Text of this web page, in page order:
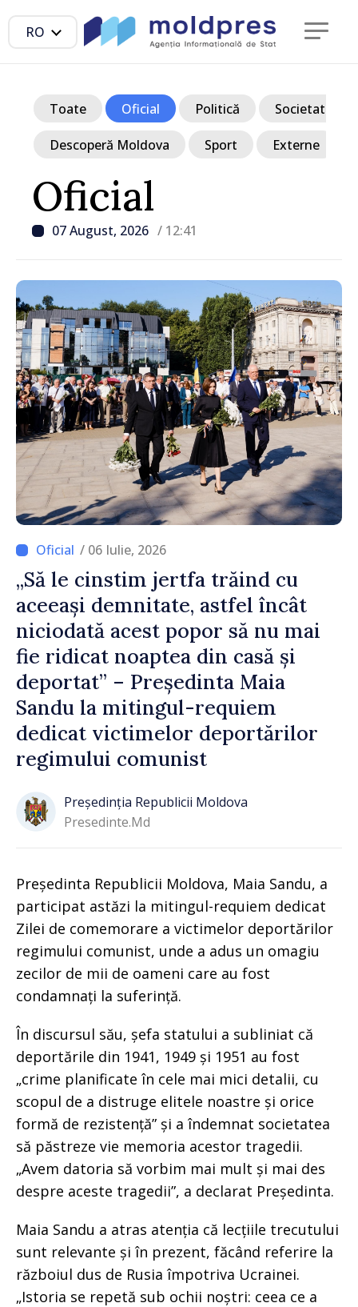
RO
Oficial
07 August, 2026 / 12:41
Toate Oficial Politică Societate
Descoperă Moldova Sport Externe
/ 06 Iulie, 2026
„Să le cinstim jertfa trăind cu
aceeași demnitate, astfel încât
niciodată acest popor să nu mai
fie ridicat noaptea din casă și
deportat” – Președinta Maia
Sandu la mitingul-requiem
dedicat victimelor deportărilor
regimului comunist
Președinția Republicii Moldova
Presedinte.md
Președinta Republicii Moldova, Maia Sandu, a
participat astăzi la mitingul-requiem dedicat
Zilei de comemorare a victimelor deportărilor
regimului comunist, unde a adus un omagiu
zecilor de mii de oameni care au fost
condamnați la suferință.
În discursul său, șefa statului a subliniat că
deportările din 1941, 1949 și 1951 au fost
„crime planificate în cele mai mici detalii, cu
scopul de a distruge elitele noastre și orice
formă de rezistență” și a îndemnat societatea
să păstreze vie memoria acestor tragedii.
„Avem datoria să vorbim mai mult și mai des
despre aceste tragedii”, a declarat Președinta.
Maia Sandu a atras atenția că lecțiile trecutului
sunt relevante și în prezent, făcând referire la
războiul dus de Rusia împotriva Ucrainei.
„Istoria se repetă sub ochii noștri: ceea ce a